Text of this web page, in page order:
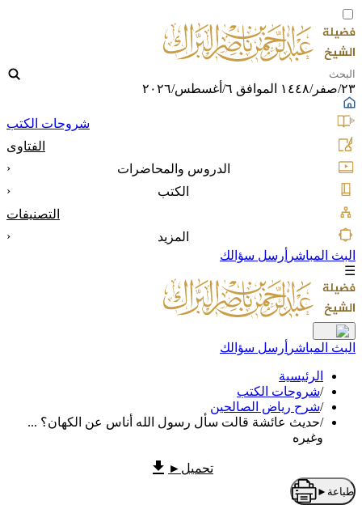
٢٣/صفر/١٤٤٨ الموافق ٦/أغسطس/٢٠٢٦
شروحات الكتب
الفتاوى
الدروس والمحاضرات
‹
الكتب
‹
التصنيفات
المزيد
‹
البث المباشر أرسل سؤالك
☰
البث المباشر أرسل سؤالك
الرئيسية
/شروحات الكتب
/شرح رياض الصالحين
/حديث عائشة قالت سأل رسول الله أناس عن الكهان؟ ...
وغيره
تحميل ►
طباعة ►